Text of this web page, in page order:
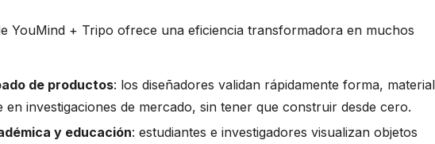
YouMind + Tripo ofrece una eficiencia transformadora en muchos
de productos: los diseñadores validan rápidamente forma, material
en investigaciones de mercado, sin tener que construir desde cero.
y educación: estudiantes e investigadores visualizan objetos